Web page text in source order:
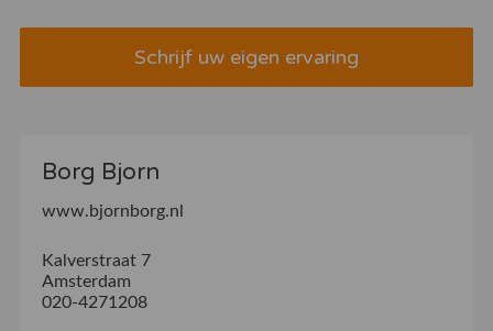
Schrijf uw eigen ervaring
Borg Bjorn
www.bjornborg.nl
Kalverstraat 7
Amsterdam
020-4271208